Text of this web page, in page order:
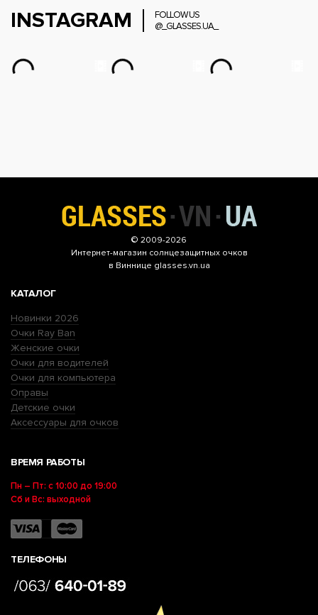
INSTAGRAM
FOLLOW US
@_GLASSES.UA_
© 2009-2026
Интернет-магазин солнцезащитных очков
в Виннице glasses.vn.ua
КАТАЛОГ
Новинки 2026
Очки Ray Ban
Женские очки
Очки для водителей
Очки для компьютера
Оправы
Детские очки
Аксессуары для очков
ВРЕМЯ РАБОТЫ
Пн – Пт: с 10:00 до 19:00
Сб и Вс: выходной
ТЕЛЕФОНЫ